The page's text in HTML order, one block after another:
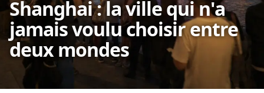
Shanghai : la ville qui n'a
jamais voulu choisir entre
deux mondes